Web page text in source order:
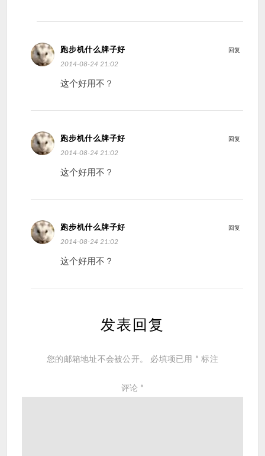
跑步机什么牌子好
2014-08-24 21:02
这个好用不？
回复
跑步机什么牌子好
2014-08-24 21:02
这个好用不？
回复
跑步机什么牌子好
2014-08-24 21:02
这个好用不？
回复
发表回复
您的邮箱地址不会被公开。 必填项已用 * 标注
评论 *